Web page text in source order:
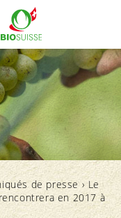
de presse › Le
en 2017 à